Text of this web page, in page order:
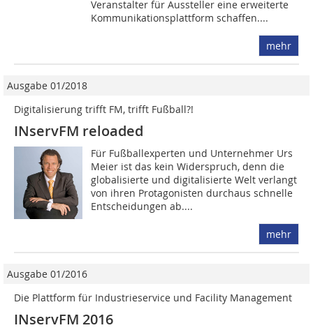
Veranstalter für Aussteller eine erweiterte
Kommunikationsplattform schaffen....
mehr
Ausgabe 01/2018
Digitalisierung trifft FM, trifft Fußball?!
INservFM reloaded
Für Fußballexperten und Unternehmer Urs
Meier ist das kein Widerspruch, denn die
globalisierte und ­di­gitalisierte Welt verlangt
von ihren Protagonisten durchaus schnelle
Entscheidungen ab....
mehr
Ausgabe 01/2016
Die Plattform für Industrieservice und Facility Management
INservFM 2016